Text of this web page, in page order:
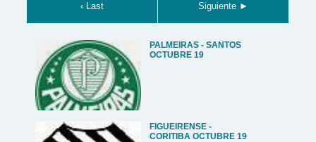
‹ Last Siguiente ►
PALMEIRAS - SANTOS
OCTUBRE 19
FIGUEIRENSE -
CORITIBA OCTUBRE 19